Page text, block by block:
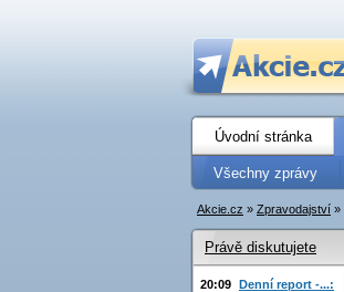
Úvodní stránka
Všechny zprávy
Akcie.cz » Zpravodajství »
Právě diskutujete
20:09 Denní report -...: